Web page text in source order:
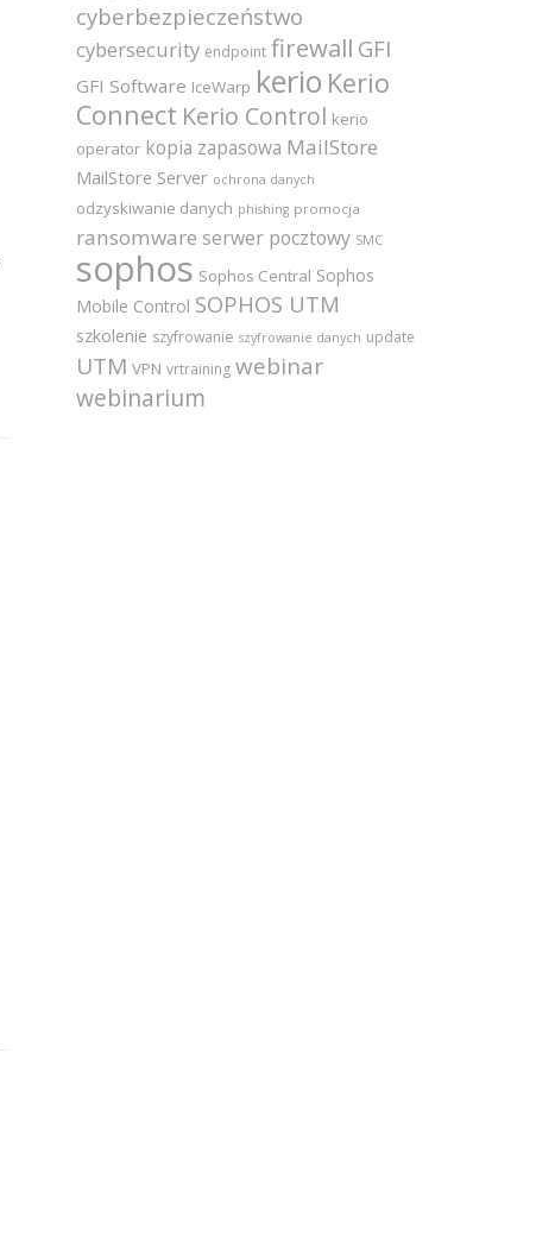
cyberbezpieczeństwo
cybersecurity endpoint firewall GFI
GFI Software IceWarp kerio Kerio
Connect Kerio Control kerio
operator kopia zapasowa MailStore
MailStore Server ochrona danych
odzyskiwanie danych phishing promocja
ransomware serwer pocztowy SMC
sophos Sophos Central Sophos
Mobile Control SOPHOS UTM
szkolenie szyfrowanie szyfrowanie danych update
UTM VPN vrtraining webinar
webinarium